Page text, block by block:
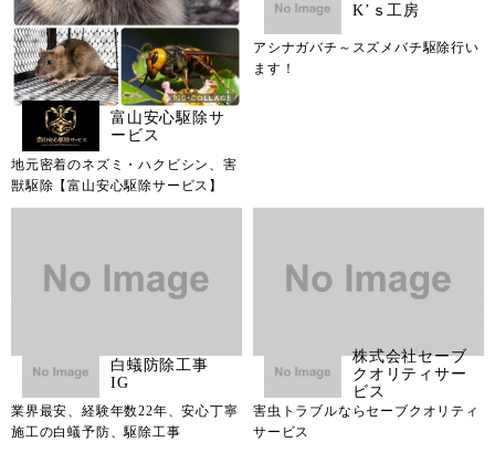
富山安心駆除サ
ービス
地元密着のネズミ・ハクビシン、害
獣駆除【富山安心駆除サービス】
K’ｓ工房
アシナガバチ～スズメバチ駆除行い
ます！
白蟻防除工事
IG
業界最安、経験年数22年、安心丁寧
施工の白蟻予防、駆除工事
株式会社セーブ
クオリティサー
ビス
害虫トラブルならセーブクオリティ
サービス